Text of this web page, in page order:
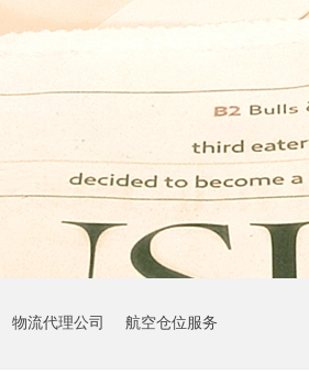
物流代理公司 航空仓位服务